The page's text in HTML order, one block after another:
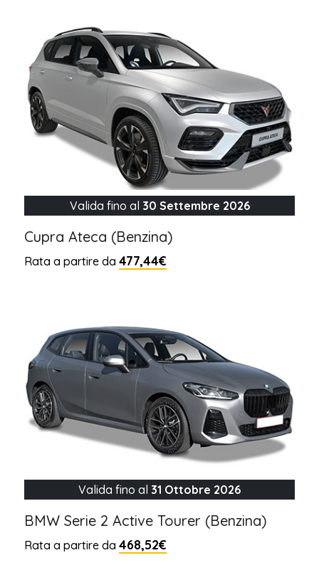
Valida fino al 30 Settembre 2026
Cupra Ateca (Benzina)
Rata a partire da477,44€
Valida fino al 31 Ottobre 2026
BMW Serie 2 Active Tourer (Benzina)
Rata a partire da468,52€